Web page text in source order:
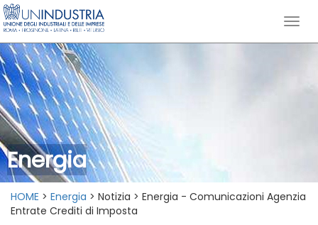
Energia
HOME > Energia > Notizia > Energia - Comunicazioni Agenzia
Entrate Crediti di Imposta